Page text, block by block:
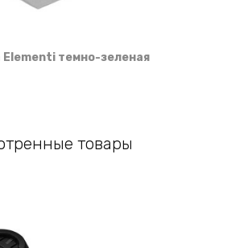
Elementi темно-зеленая
товары